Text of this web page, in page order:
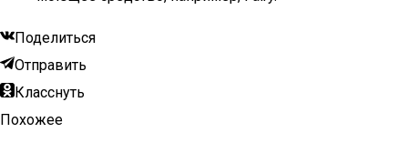
Поделиться
Отправить
Класснуть
Похожее